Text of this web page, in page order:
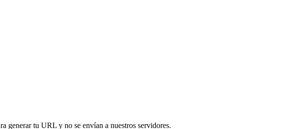
generar tu URL y no se envían a nuestros servidores.